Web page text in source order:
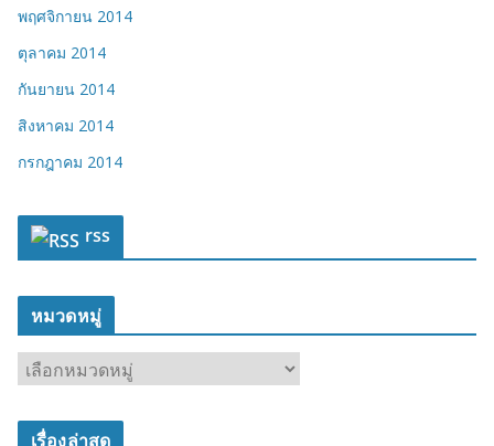
พฤศจิกายน 2014
ตุลาคม 2014
กันยายน 2014
สิงหาคม 2014
กรกฎาคม 2014
rss
หมวดหมู่
ว
เรื่องล่าสุด